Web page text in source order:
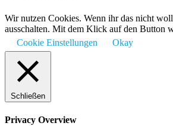
Wir nutzen Cookies. Wenn ihr das nicht
ausschalten. Mit dem Klick auf den Button
Cookie Einstellungen
Okay
Schließen
Privacy Overview